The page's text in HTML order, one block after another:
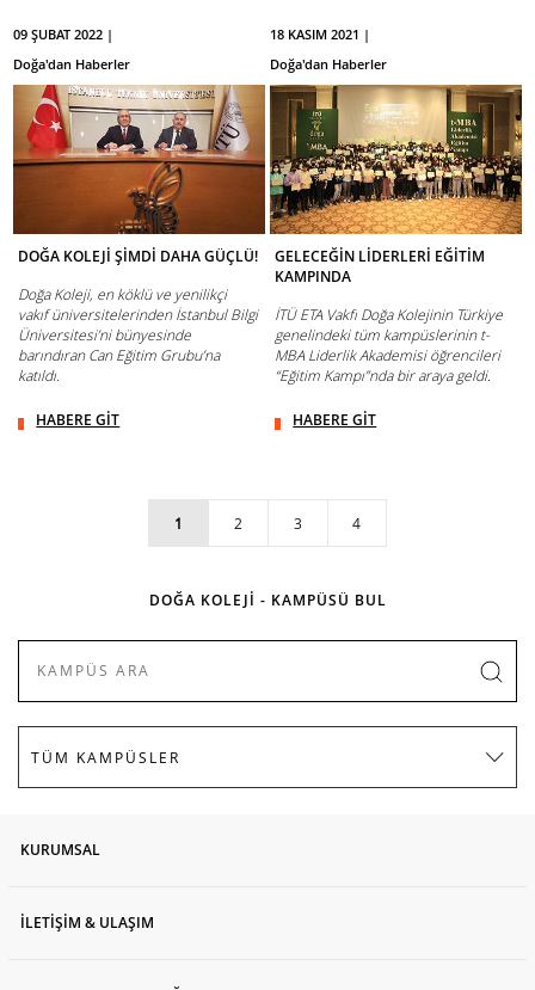
09 ŞUBAT 2022 |
Doğa'dan Haberler
DOĞA KOLEJİ ŞİMDİ DAHA GÜÇLÜ!
Doğa Koleji, en köklü ve yenilikçi
vakıf üniversitelerinden İstanbul Bilgi
Üniversitesi’ni bünyesinde
barındıran Can Eğitim Grubu’na
katıldı.
HABERE GİT
18 KASIM 2021 |
Doğa'dan Haberler
GELECEĞİN LİDERLERİ EĞİTİM
KAMPINDA
İTÜ ETA Vakfı Doğa Kolejinin Türkiye
genelindeki tüm kampüslerinin t-
MBA Liderlik Akademisi öğrencileri
“Eğitim Kampı”nda bir araya geldi.
HABERE GİT
1 2 3 4
DOĞA KOLEJİ - KAMPÜSÜ BUL
KURUMSAL
İLETİŞİM & ULAŞIM